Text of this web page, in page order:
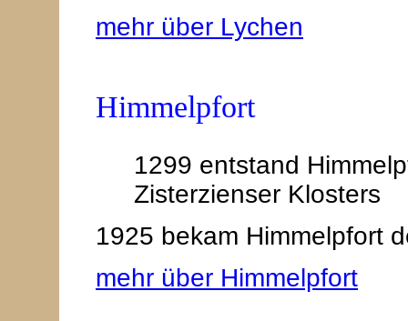
mehr über Lychen
Himmelpfort
1299 entstand
Zisterzienser Klosters
1925 bekam Himmelpfort
mehr über Himmelpfort